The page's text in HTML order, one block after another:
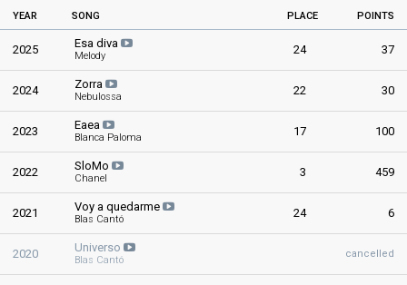
Place
Public percent 38.8%
YEAR SONG PLACE POINTS
2025 Esa diva
Melody 24 37
2024 Zorra
Nebulossa 22 30
2023 Eaea
Blanca Paloma 17 100
2022 SloMo
Chanel 3 459
2021 Voy a quedarme
Blas Cantó 24 6
2020 Universo
Blas Cantó
cancelled